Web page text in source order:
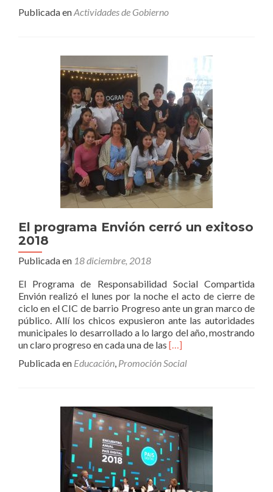
celebra
años
vida
Publicada enActividades de Gobierno
El programa Envión cerró un exitoso
2018
Publicada en 18 diciembre, 2018
El Programa de Responsabilidad Social Compartida
Envión realizó el lunes por la noche el acto de cierre de
ciclo en el CIC de barrio Progreso ante un gran marco de
público. Allí los chicos expusieron ante las autoridades
municipales lo desarrollado a lo largo del año, mostrando
un claro progreso en cada una de las Leer
programa
un
exitoso
2018
[…]
Publicada en Educación, Promoción Social